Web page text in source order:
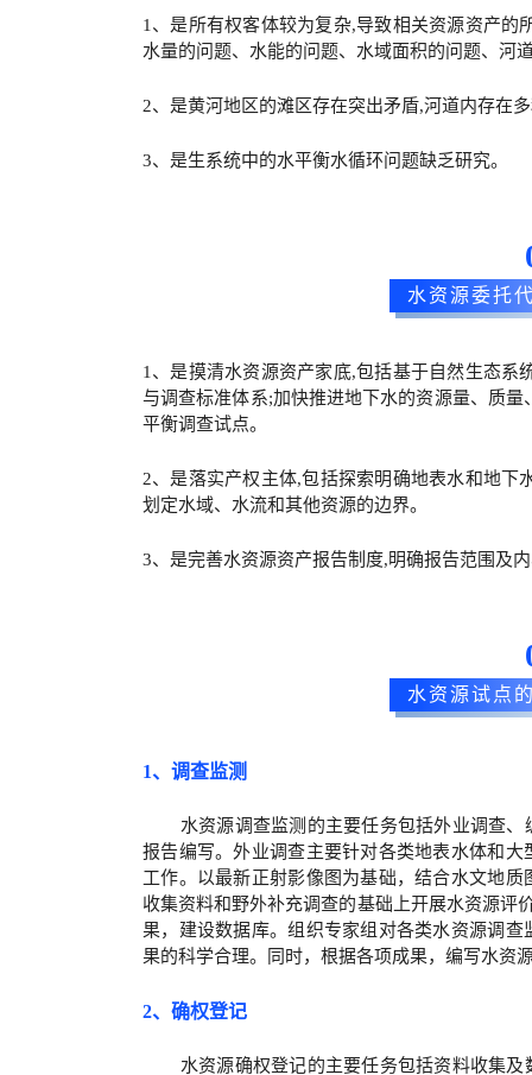
1、是所有权客体较为复杂,导致相关资源资产
水量的问题、水能的问题、水域面积的问题、河
2、是黄河地区的滩区存在突出矛盾,河道内存在
3、是生系统中的水平衡水循环问题缺乏研究。
水资源委托
1、是摸清水资源资产家底,包括基于自然生态
与调查标准体系;加快推进地下水的资源量、质
平衡调查试点。
2、是落实产权主体,包括探索明确地表水和地
划定水域、水流和其他资源的边界。
3、是完善水资源资产报告制度,明确报告范围及
水资源试点
1、调查监测
水资源调查监测的主要任务包括外业调查
报告编写。外业调查主要针对各类地表水体和
工作。以最新正射影像图为基础，结合水文地
收集资料和野外补充调查的基础上开展水资源评
果，建设数据库。组织专家组对各类水资源调
果的科学合理。同时，根据各项成果，编写水资
2、确权登记
水资源确权登记的主要任务包括资料收集